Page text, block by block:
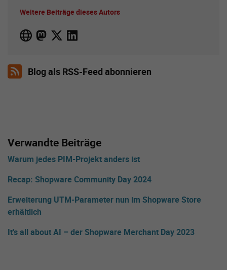
Weitere Beiträge dieses Autors
Blog als RSS-Feed abonnieren
Verwandte Beiträge
Warum jedes PIM-Projekt anders ist
Recap: Shopware Community Day 2024
Erweiterung UTM-Parameter nun im Shopware Store
erhältlich
It's all about AI – der Shopware Merchant Day 2023